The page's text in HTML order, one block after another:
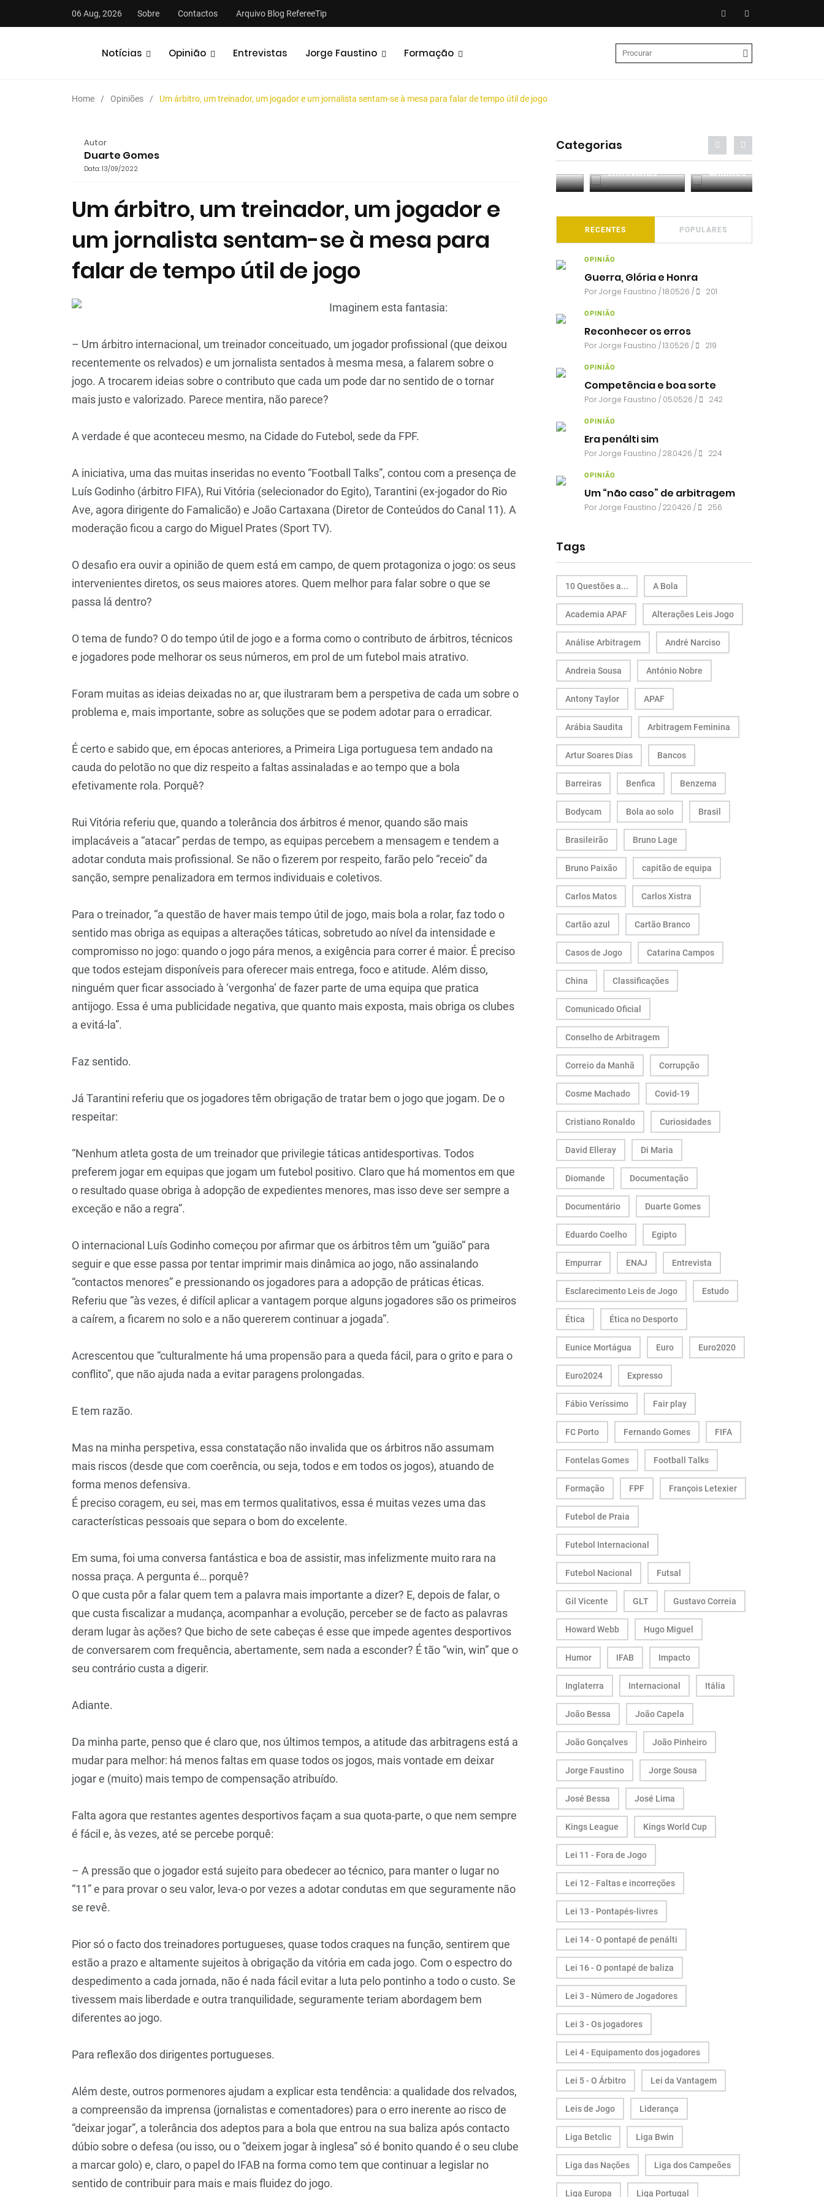
06 Aug, 2026 Sobre Contactos Arquivo Blog RefereeTip
Notícias Opinião Entrevistas Jorge Faustino Formação
Home Opiniões Um árbitro, um treinador, um jogador e um jornalista sentam-se à mesa para falar de tempo útil de jogo
Autor
Duarte Gomes
Data: 13/09/2022
Um árbitro, um treinador, um jogador e
um jornalista sentam-se à mesa para
falar de tempo útil de jogo
Imaginem esta fantasia:
– Um árbitro internacional, um treinador conceituado, um jogador profissional (que deixou
recentemente os relvados) e um jornalista sentados à mesma mesa, a falarem sobre o
jogo. A trocarem ideias sobre o contributo que cada um pode dar no sentido de o tornar
mais justo e valorizado. Parece mentira, não parece?
A verdade é que aconteceu mesmo, na Cidade do Futebol, sede da FPF.
A iniciativa, uma das muitas inseridas no evento “Football Talks”, contou com a presença de
Luís Godinho (árbitro FIFA), Rui Vitória (selecionador do Egito), Tarantini (ex-jogador do Rio
Ave, agora dirigente do Famalicão) e João Cartaxana (Diretor de Conteúdos do Canal 11). A
moderação ficou a cargo do Miguel Prates (Sport TV).
O desafio era ouvir a opinião de quem está em campo, de quem protagoniza o jogo: os seus
intervenientes diretos, os seus maiores atores. Quem melhor para falar sobre o que se
passa lá dentro?
O tema de fundo? O do tempo útil de jogo e a forma como o contributo de árbitros, técnicos
e jogadores pode melhorar os seus números, em prol de um futebol mais atrativo.
Foram muitas as ideias deixadas no ar, que ilustraram bem a perspetiva de cada um sobre o
problema e, mais importante, sobre as soluções que se podem adotar para o erradicar.
É certo e sabido que, em épocas anteriores, a Primeira Liga portuguesa tem andado na
cauda do pelotão no que diz respeito a faltas assinaladas e ao tempo que a bola
efetivamente rola. Porquê?
Rui Vitória referiu que, quando a tolerância dos árbitros é menor, quando são mais
implacáveis a “atacar” perdas de tempo, as equipas percebem a mensagem e tendem a
adotar conduta mais profissional. Se não o fizerem por respeito, farão pelo “receio” da
sanção, sempre penalizadora em termos individuais e coletivos.
Para o treinador, “a questão de haver mais tempo útil de jogo, mais bola a rolar, faz todo o
sentido mas obriga as equipas a alterações táticas, sobretudo ao nível da intensidade e
compromisso no jogo: quando o jogo pára menos, a exigência para correr é maior. É preciso
que todos estejam disponíveis para oferecer mais entrega, foco e atitude. Além disso,
ninguém quer ficar associado à ‘vergonha’ de fazer parte de uma equipa que pratica
antijogo. Essa é uma publicidade negativa, que quanto mais exposta, mais obriga os clubes
a evitá-la”.
Faz sentido.
Já Tarantini referiu que os jogadores têm obrigação de tratar bem o jogo que jogam. De o
respeitar:
“Nenhum atleta gosta de um treinador que privilegie táticas antidesportivas. Todos
preferem jogar em equipas que jogam um futebol positivo. Claro que há momentos em que
o resultado quase obriga à adopção de expedientes menores, mas isso deve ser sempre a
exceção e não a regra”.
O internacional Luís Godinho começou por afirmar que os árbitros têm um “guião” para
seguir e que esse passa por tentar imprimir mais dinâmica ao jogo, não assinalando
“contactos menores” e pressionando os jogadores para a adopção de práticas éticas.
Referiu que “às vezes, é difícil aplicar a vantagem porque alguns jogadores são os primeiros
a caírem, a ficarem no solo e a não quererem continuar a jogada”.
Acrescentou que “culturalmente há uma propensão para a queda fácil, para o grito e para o
conflito”, que não ajuda nada a evitar paragens prolongadas.
E tem razão.
Mas na minha perspetiva, essa constatação não invalida que os árbitros não assumam
mais riscos (desde que com coerência, ou seja, todos e em todos os jogos), atuando de
forma menos defensiva.
É preciso coragem, eu sei, mas em termos qualitativos, essa é muitas vezes uma das
características pessoais que separa o bom do excelente.
Em suma, foi uma conversa fantástica e boa de assistir, mas infelizmente muito rara na
nossa praça. A pergunta é… porquê?
O que custa pôr a falar quem tem a palavra mais importante a dizer? E, depois de falar, o
que custa fiscalizar a mudança, acompanhar a evolução, perceber se de facto as palavras
deram lugar às ações? Que bicho de sete cabeças é esse que impede agentes desportivos
de conversarem com frequência, abertamente, sem nada a esconder? É tão “win, win” que o
seu contrário custa a digerir.
Adiante.
Da minha parte, penso que é claro que, nos últimos tempos, a atitude das arbitragens está a
mudar para melhor: há menos faltas em quase todos os jogos, mais vontade em deixar
jogar e (muito) mais tempo de compensação atribuído.
Falta agora que restantes agentes desportivos façam a sua quota-parte, o que nem sempre
é fácil e, às vezes, até se percebe porquê:
– A pressão que o jogador está sujeito para obedecer ao técnico, para manter o lugar no
“11” e para provar o seu valor, leva-o por vezes a adotar condutas em que seguramente não
se revê.
Pior só o facto dos treinadores portugueses, quase todos craques na função, sentirem que
estão a prazo e altamente sujeitos à obrigação da vitória em cada jogo. Com o espectro do
despedimento a cada jornada, não é nada fácil evitar a luta pelo pontinho a todo o custo. Se
tivessem mais liberdade e outra tranquilidade, seguramente teriam abordagem bem
diferentes ao jogo.
Para reflexão dos dirigentes portugueses.
Além deste, outros pormenores ajudam a explicar esta tendência: a qualidade dos relvados,
a compreensão da imprensa (jornalistas e comentadores) para o erro inerente ao risco de
“deixar jogar”, a tolerância dos adeptos para a bola que entrou na sua baliza após contacto
dúbio sobre o defesa (ou isso, ou o “deixem jogar à inglesa” só é bonito quando é o seu clube
a marcar golo) e, claro, o papel do IFAB na forma como tem que continuar a legislar no
sentido de contribuir para mais e mais fluidez do jogo.
Categorias
Análises Entrevistas Análises
RECENTES POPULARES
OPINIÃO
Guerra, Glória e Honra
PorJorge Faustino / 18.05.26 / 201
OPINIÃO
Reconhecer os erros
PorJorge Faustino / 13.05.26 / 219
OPINIÃO
Competência e boa sorte
PorJorge Faustino / 05.05.26 / 242
OPINIÃO
Era penálti sim
PorJorge Faustino / 28.04.26 / 224
OPINIÃO
Um “não caso” de arbitragem
PorJorge Faustino / 22.04.26 / 256
Tags
10 Questões a... A Bola
Academia APAF Alterações Leis Jogo
Análise Arbitragem André Narciso
Andreia Sousa António Nobre
Antony Taylor APAF
Arábia Saudita Arbitragem Feminina
Artur Soares Dias Bancos
Barreiras Benfica Benzema
Bodycam Bola ao solo Brasil
Brasileirão Bruno Lage
Bruno Paixão capitão de equipa
Carlos Matos Carlos Xistra
Cartão azul Cartão Branco
Casos de Jogo Catarina Campos
China Classificações
Comunicado Oficial
Conselho de Arbitragem
Correio da Manhã Corrupção
Cosme Machado Covid-19
Cristiano Ronaldo Curiosidades
David Elleray Di Maria
Diomande Documentação
Documentário Duarte Gomes
Eduardo Coelho Egipto
Empurrar ENAJ Entrevista
Esclarecimento Leis de Jogo Estudo
Ética Ética no Desporto
Eunice Mortágua Euro Euro2020
Euro2024 Expresso
Fábio Veríssimo Fair play
FC Porto Fernando Gomes FIFA
Fontelas Gomes Football Talks
Formação FPF François Letexier
Futebol de Praia
Futebol Internacional
Futebol Nacional Futsal
Gil Vicente GLT Gustavo Correia
Howard Webb Hugo Miguel
Humor IFAB Impacto
Inglaterra Internacional Itália
João Bessa João Capela
João Gonçalves João Pinheiro
Jorge Faustino Jorge Sousa
José Bessa José Lima
Kings League Kings World Cup
Lei 11 - Fora de Jogo
Lei 12 - Faltas e incorreções
Lei 13 - Pontapés-livres
Lei 14 - O pontapé de penálti
Lei 16 - O pontapé de baliza
Lei 3 - Número de Jogadores
Lei 3 - Os jogadores
Lei 4 - Equipamento dos jogadores
Lei 5 - O Árbitro Lei da Vantagem
Leis de Jogo Liderança
Liga Betclic Liga Bwin
Liga das Nações Liga dos Campeões
Liga Europa Liga Portugal